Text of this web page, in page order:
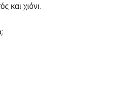
και χιόνι.